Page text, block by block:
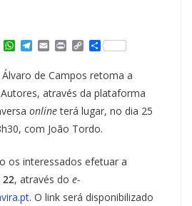
L
e
d
W
h
t
s
A
p
p
T
e
e
g
r
a
m
E
m
a
i
l
P
n
t
C
o
y
L
i
n
k
S
h
r
e
de Campos retoma a
através da plataforma
onlineterá lugar, no dia 25
com João Tordo.
os interessados efetuar a
, através do e-
. O link será disponibilizado